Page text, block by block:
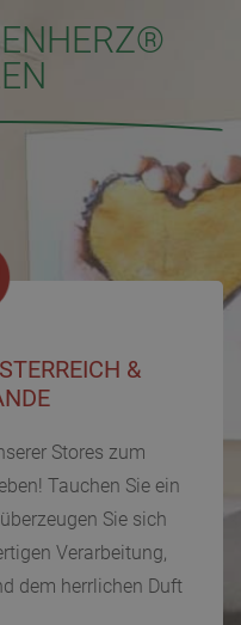
&
Stores zum
Tauchen Sie ein
Sie sich
Verarbeitung,
dem herrlichen Duft